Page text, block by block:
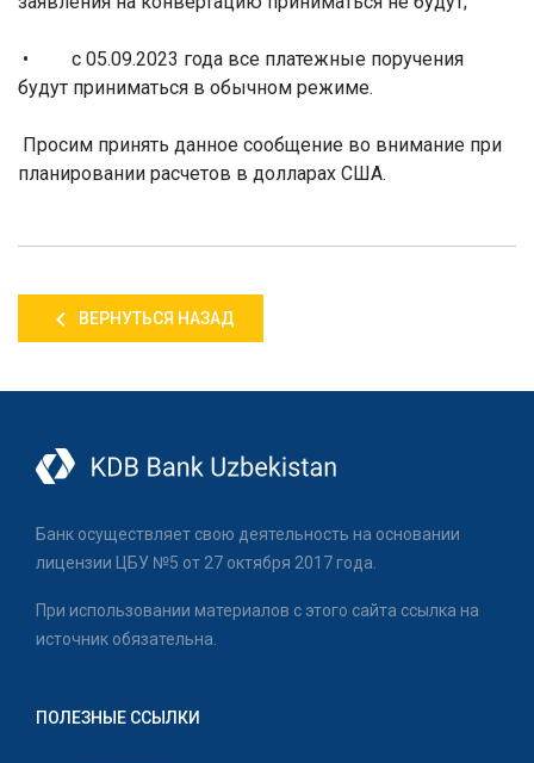
• с 05.09.2023 года все платежные поручения
будут приниматься в обычном режиме.
Просим принять данное сообщение во внимание при
планировании расчетов в долларах США.
ВЕРНУТЬСЯ НАЗАД
Банк осуществляет свою деятельность на основании
лицензии ЦБУ №5 от 27 октября 2017 года.
При использовании материалов с этого сайта ссылка на
источник обязательна.
ПОЛЕЗНЫЕ ССЫЛКИ